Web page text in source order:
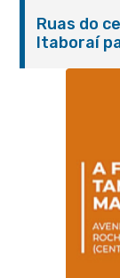
Ruas do
Itaboraí